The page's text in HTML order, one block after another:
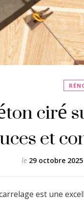
ciré
et
le 29 octobre 2025
est une